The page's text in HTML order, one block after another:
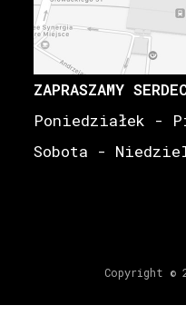
ZAPRASZAMY
Poniedziałek -
Sobota -
Copyright ©